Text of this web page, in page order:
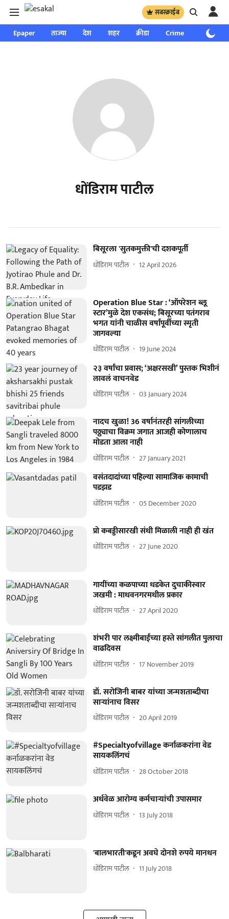
सबस्क्राईब
Epaper ताज्या देश शहर क्रीडा Crime साप्ताहिक
धोंडिराम पाटील
बिसूरला 'सुतकमुक्ती'ची दशकपूर्ती
धोंडिराम पाटील 12 April 2026
Operation Blue Star : ‘ऑपरेशन ब्लू
स्टार’मुळे देश एकसंध; बिसूरच्या पतंगराव
भगत यांनी चाळीस वर्षांपूर्वीच्या स्मृती
जागवल्या
धोंडिराम पाटील 19 June 2024
२३ वर्षांचा प्रवास; ‘अक्षरसखी’ पुस्तक भिशीनं
लावलं वाचनवेड
धोंडिराम पाटील 03 January 2024
नादच खुळा! 36 वर्षानंतरही सांगलीच्या
पठ्ठ्याचा विक्रम जगात आजही कोणालाच
मोडता आला नाही
धोंडिराम पाटील 27 January 2021
वसंतदादांच्या पहिल्या सामाजिक कामाची
पडझड
धोंडिराम पाटील 05 December 2020
प्रो कबड्डीसारखी संधी मिळाली नाही ही खंत
धोंडिराम पाटील 27 June 2020
गायींच्या कळपाच्या धडकेत दुचाकीस्वार
जखमी : माधवनगरमधील प्रकार
धोंडिराम पाटील 27 April 2020
शंभरी पार लक्ष्मीबाईंच्या हस्ते सांगलीत पुलाचा
वाढदिवस
धोंडिराम पाटील 17 November 2019
डॉ. सरोजिनी बाबर यांच्या जन्मशताब्दीचा
साऱ्यांनाच विसर
धोंडिराम पाटील 20 April 2019
#Specialtyofvillage कर्नाळकरांना वेड
सायकलिंगचं
धोंडिराम पाटील 28 October 2018
अर्धवेळ आरोग्य कर्मचाऱ्यांची उपासमार
धोंडिराम पाटील 13 July 2018
'बालभारती'कडून अवघे दोनशे रुपये मानधन
धोंडिराम पाटील 11 July 2018